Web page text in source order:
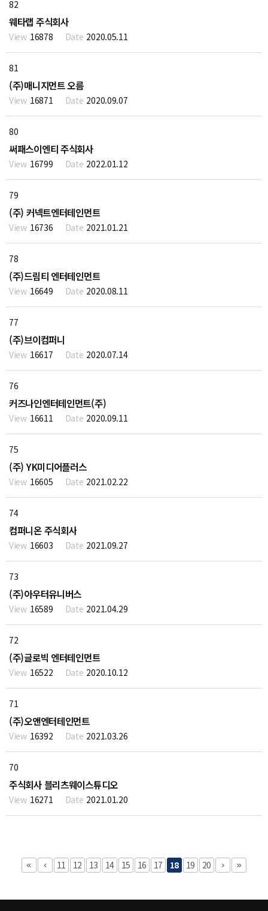
82
웨타랩 주식회사
16878 2020.05.11
81
(주)매니지먼트 오름
16871 2020.09.07
80
써패스이엔티 주식회사
16799 2022.01.12
79
(주) 커넥트엔터테인먼트
16736 2021.01.21
78
(주)드림티 엔터테인먼트
16649 2020.08.11
77
(주)브이컴퍼니
16617 2020.07.14
76
커즈나인엔터테인먼트(주)
16611 2020.09.11
75
(주) YK미디어플러스
16605 2021.02.22
74
컴퍼니온 주식회사
16603 2021.09.27
73
(주)아우터유니버스
16589 2021.04.29
72
(주)글로빅 엔터테인먼트
16522 2020.10.12
71
(주)오앤엔터테인먼트
16392 2021.03.26
70
주식회사 블리츠웨이스튜디오
16271 2021.01.20
11 12 13 14 15 16 17 18 19 20